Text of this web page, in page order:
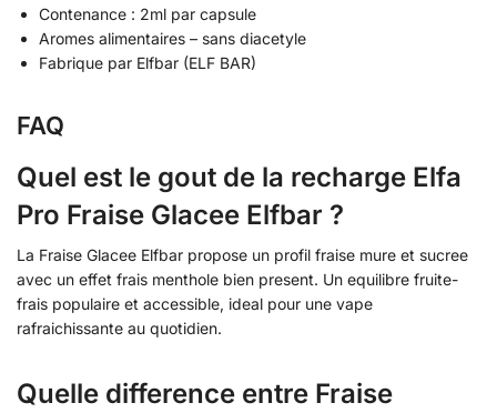
Contenance : 2ml par capsule
Aromes alimentaires – sans diacetyle
Fabrique par Elfbar (ELF BAR)
FAQ
Quel est le gout de la recharge Elfa
Pro Fraise Glacee Elfbar ?
La Fraise Glacee Elfbar propose un profil fraise mure et sucree
avec un effet frais menthole bien present. Un equilibre fruite-
frais populaire et accessible, ideal pour une vape
rafraichissante au quotidien.
Quelle difference entre Fraise